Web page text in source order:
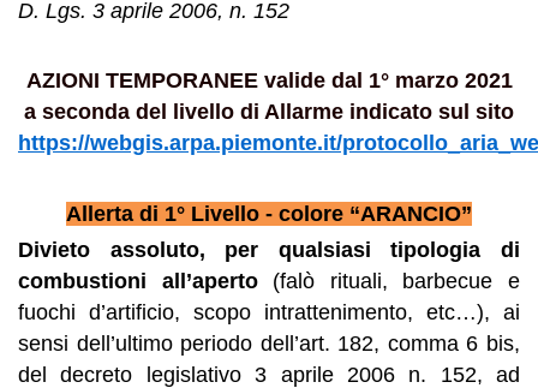
D. Lgs. 3 aprile 2006, n. 152
AZIONI TEMPORANEE valide dal 1° marzo 2021
a seconda del livello di Allarme indicato sul sito
https://webgis.arpa.piemonte.it/
Allerta di 1° Livello - colore “ARANCIO”
Divieto assoluto, per qualsiasi tipologia
di
combustioni all’aperto (falò rituali, barbecue e
fuochi d’artificio, scopo intrattenimento, etc…), ai
sensi dell’ultimo periodo dell’art. 182, comma 6 bis,
del decreto legislativo 3 aprile 2006 n. 152, ad